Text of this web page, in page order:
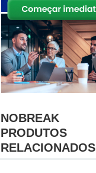
NOBREAK
PRODUTOS
RELACIONADOS